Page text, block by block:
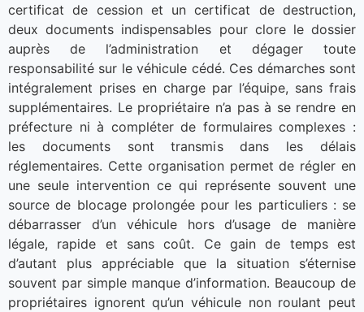
certificat de cession et un certificat de destruction,
deux documents indispensables pour clore le dossier
auprès de l’administration et dégager toute
responsabilité sur le véhicule cédé. Ces démarches sont
intégralement prises en charge par l’équipe, sans frais
supplémentaires. Le propriétaire n’a pas à se rendre en
préfecture ni à compléter de formulaires complexes :
les documents sont transmis dans les délais
réglementaires. Cette organisation permet de régler en
une seule intervention ce qui représente souvent une
source de blocage prolongée pour les particuliers : se
débarrasser d’un véhicule hors d’usage de manière
légale, rapide et sans coût. Ce gain de temps est
d’autant plus appréciable que la situation s’éternise
souvent par simple manque d’information. Beaucoup de
propriétaires ignorent qu’un véhicule non roulant peut